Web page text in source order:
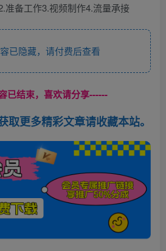
准备工作3.视频制作4.流量承接
已隐藏，请付费后查看
已结束，喜欢请分享------
取更多精彩文章请收藏本站。